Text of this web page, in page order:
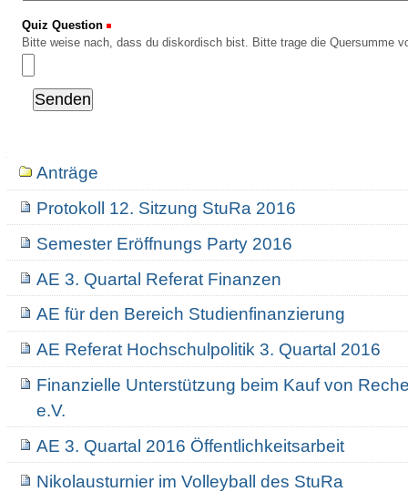
Quiz Question
Bitte weise nach, dass du diskordisch bist. Bitte trage die Quersumme
NavigationAnträge
Protokoll 12. Sitzung StuRa 2016
Semester Eröffnungs Party 2016
AE 3. Quartal Referat Finanzen
AE für den Bereich Studienfinanzierung
AE Referat Hochschulpolitik 3. Quartal 2016
Finanzielle Unterstützung beim Kauf von
e.V.
AE 3. Quartal 2016 Öffentlichkeitsarbeit
Nikolausturnier im Volleyball des StuRa